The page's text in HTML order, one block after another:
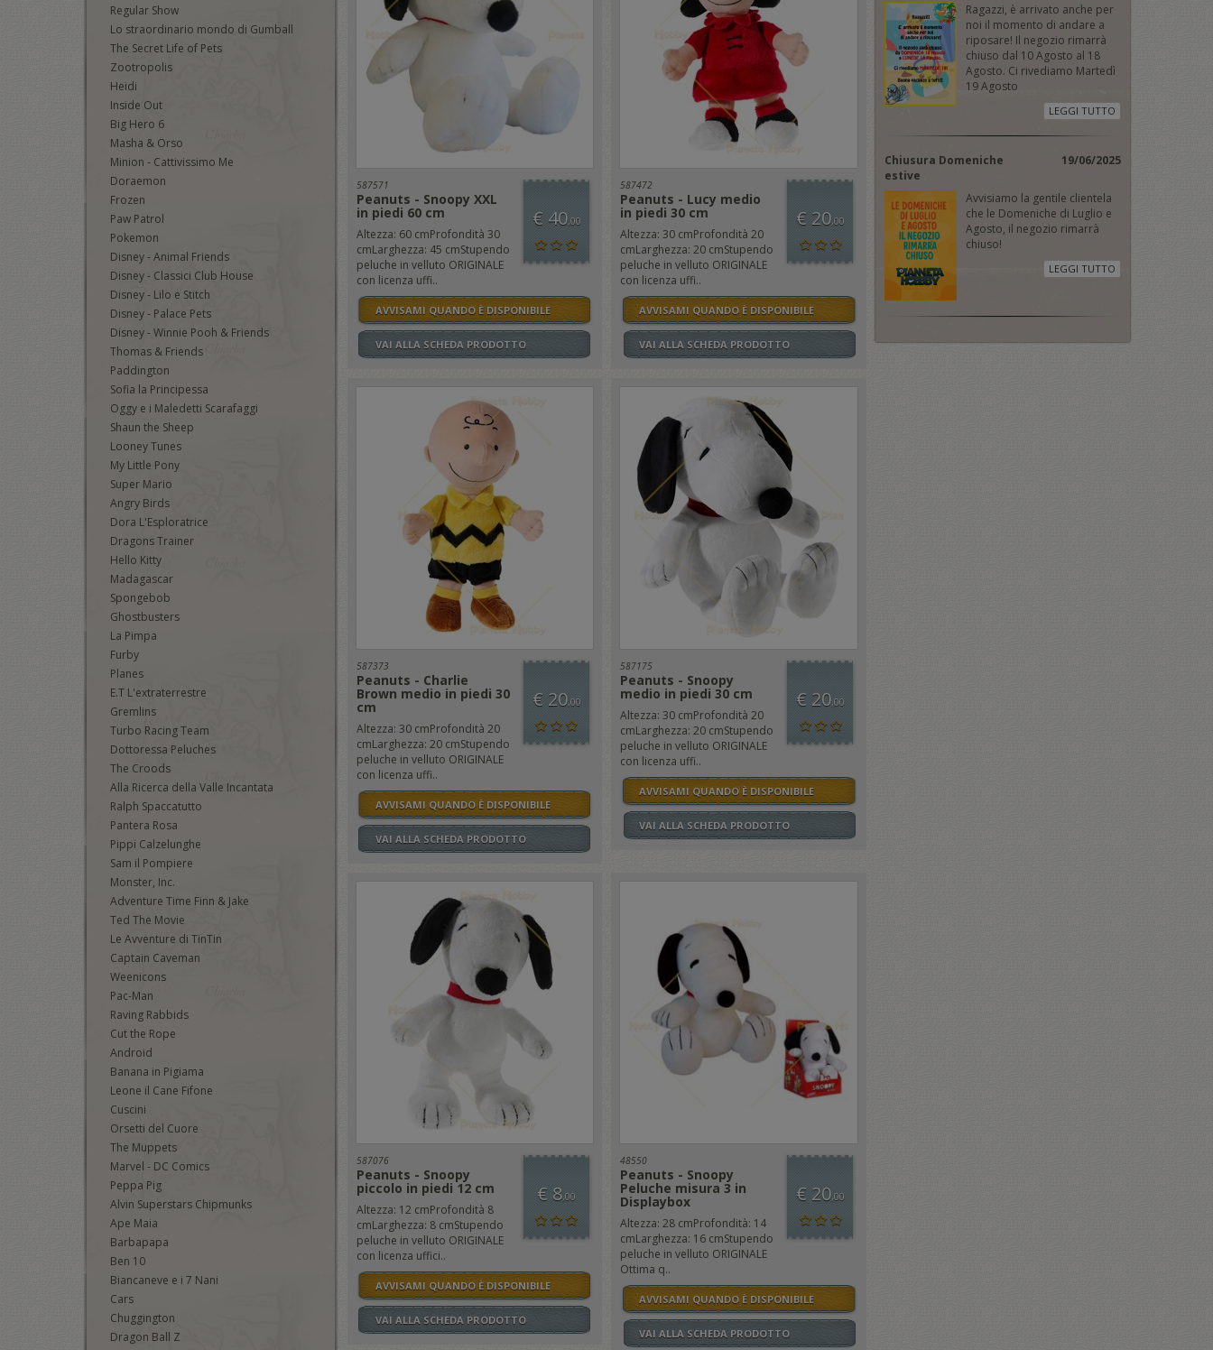
Regular Show
Lo straordinario mondo di Gumball
The Secret Life of Pets
Zootropolis
Heidi
Inside Out
Big Hero 6
Masha & Orso
Minion - Cattivissimo Me
Doraemon
Frozen
Paw Patrol
Pokemon
Disney - Animal Friends
Disney - Classici Club House
Disney - Lilo e Stitch
Disney - Palace Pets
Disney - Winnie Pooh & Friends
Thomas & Friends
Paddington
Sofia la Principessa
Oggy e i Maledetti Scarafaggi
Shaun the Sheep
Looney Tunes
My Little Pony
Super Mario
Angry Birds
Dora L'Esploratrice
Dragons Trainer
Hello Kitty
Madagascar
Spongebob
Ghostbusters
La Pimpa
Furby
Planes
E.T L'extraterrestre
Gremlins
Turbo Racing Team
Dottoressa Peluches
The Croods
Alla Ricerca della Valle Incantata
Ralph Spaccatutto
Pantera Rosa
Pippi Calzelunghe
Sam il Pompiere
Monster, Inc.
Adventure Time Finn & Jake
Ted The Movie
Le Avventure di TinTin
Captain Caveman
Weenicons
Pac-Man
Raving Rabbids
Cut the Rope
Android
Banana in Pigiama
Leone il Cane Fifone
Cuscini
Orsetti del Cuore
The Muppets
Marvel - DC Comics
Peppa Pig
Alvin Superstars Chipmunks
Ape Maia
Barbapapa
Ben 10
Biancaneve e i 7 Nani
Cars
Chuggington
Dragon Ball Z
587571
Peanuts - Snoopy XXL
in piedi 60 cm
Altezza: 60 cmProfondità 30
cmLarghezza: 45 cmStupendo
peluche in velluto ORIGINALE
con licenza uffi..
€ 40,00
AVVISAMI QUANDO È DISPONIBILE
VAI ALLA SCHEDA PRODOTTO
587472
Peanuts - Lucy medio
in piedi 30 cm
Altezza: 30 cmProfondità 20
cmLarghezza: 20 cmStupendo
peluche in velluto ORIGINALE
con licenza uffi..
€ 20,00
AVVISAMI QUANDO È DISPONIBILE
VAI ALLA SCHEDA PRODOTTO
587373
Peanuts - Charlie
Brown medio in piedi 30
cm
Altezza: 30 cmProfondità 20
cmLarghezza: 20 cmStupendo
peluche in velluto ORIGINALE
con licenza uffi..
€ 20,00
AVVISAMI QUANDO È DISPONIBILE
VAI ALLA SCHEDA PRODOTTO
587175
Peanuts - Snoopy
medio in piedi 30 cm
Altezza: 30 cmProfondità 20
cmLarghezza: 20 cmStupendo
peluche in velluto ORIGINALE
con licenza uffi..
€ 20,00
AVVISAMI QUANDO È DISPONIBILE
VAI ALLA SCHEDA PRODOTTO
587076
Peanuts - Snoopy
piccolo in piedi 12 cm
Altezza: 12 cmProfondità 8
cmLarghezza: 8 cmStupendo
peluche in velluto ORIGINALE
con licenza uffici..
€ 8,00
AVVISAMI QUANDO È DISPONIBILE
VAI ALLA SCHEDA PRODOTTO
48550
Peanuts - Snoopy
Peluche misura 3 in
Displaybox
Altezza: 28 cmProfondità: 14
cmLarghezza: 16 cmStupendo
peluche in velluto ORIGINALE
Ottima q..
€ 20,00
AVVISAMI QUANDO È DISPONIBILE
VAI ALLA SCHEDA PRODOTTO
Ragazzi, è arrivato anche per
noi il momento di andare a
riposare! Il negozio rimarrà
chiuso dal 10 Agosto al 18
Agosto. Ci rivediamo Martedì
19 Agosto
LEGGI TUTTO
Chiusura Domeniche
estive
19/06/2025
Avvisiamo la gentile clientela
che le Domeniche di Luglio e
Agosto, il negozio rimarrà
chiuso!
LEGGI TUTTO